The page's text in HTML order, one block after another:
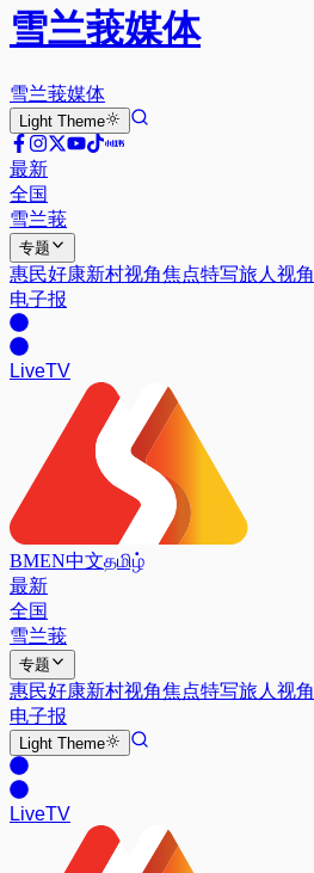
雪兰莪媒体
雪兰莪媒体
Light Theme
最新
全国
雪兰莪
专题
惠民好康新村视角焦点特写旅人视角
电子报
LiveTV
BMEN中文தமிழ்
最新
全国
雪兰莪
专题
惠民好康新村视角焦点特写旅人视角
电子报
Light Theme
LiveTV